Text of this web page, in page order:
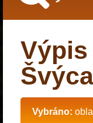
Vybráno: